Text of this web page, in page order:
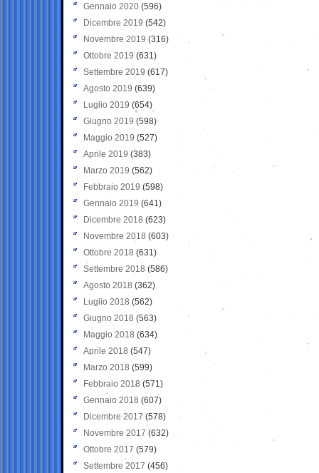
Gennaio 2020 (596)
Dicembre 2019 (542)
Novembre 2019 (316)
Ottobre 2019 (631)
Settembre 2019 (617)
Agosto 2019 (639)
Luglio 2019 (654)
Giugno 2019 (598)
Maggio 2019 (527)
Aprile 2019 (383)
Marzo 2019 (562)
Febbraio 2019 (598)
Gennaio 2019 (641)
Dicembre 2018 (623)
Novembre 2018 (603)
Ottobre 2018 (631)
Settembre 2018 (586)
Agosto 2018 (362)
Luglio 2018 (562)
Giugno 2018 (563)
Maggio 2018 (634)
Aprile 2018 (547)
Marzo 2018 (599)
Febbraio 2018 (571)
Gennaio 2018 (607)
Dicembre 2017 (578)
Novembre 2017 (632)
Ottobre 2017 (579)
Settembre 2017 (456)